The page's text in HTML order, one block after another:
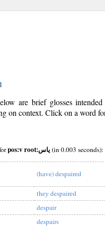
are brief glosses
on context. Click on a word
pos:v root:ياس(in 0.003 seconds):
(have) despaired
they despaired
despair
despairs